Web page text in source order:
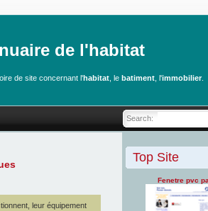
de l'habitat
de site concernant l'habitat, le batiment, l'immobilier.
Search:
leur équipement
Top Site
Fenetre pvc